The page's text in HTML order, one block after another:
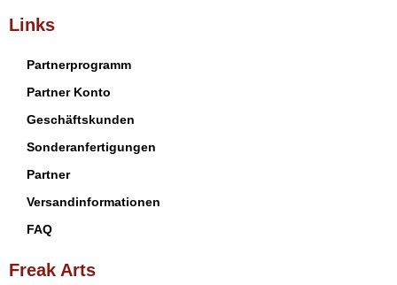
Links
Partnerprogramm
Partner Konto
Geschäftskunden
Sonderanfertigungen
Partner
Versandinformationen
FAQ
Freak Arts